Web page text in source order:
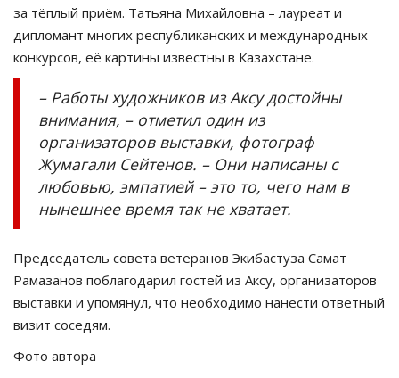
за тёплый приём. Татьяна Михайловна – лауреат и
дипломант многих республиканских и международных
конкурсов, её картины известны в Казахстане.
– Работы художников из Аксу достойны
внимания, – отметил один из
организаторов выставки, фотограф
Жумагали Сейтенов. – Они написаны с
любовью, эмпатией – это то, чего нам в
нынешнее время так не хватает.
Председатель совета ветеранов Экибастуза Самат
Рамазанов поблагодарил гостей из Аксу, организаторов
выставки и упомянул, что необходимо нанести ответный
визит соседям.
Фото автора